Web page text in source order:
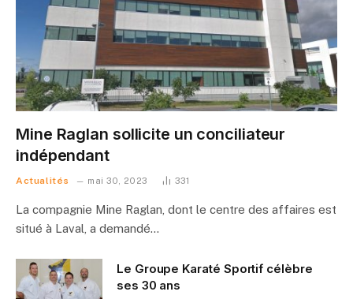
Mine Raglan sollicite un conciliateur
indépendant
Actualités mai 30, 2023 331
La compagnie Mine Raglan, dont le centre des affaires est
situé à Laval, a demandé…
Le Groupe Karaté Sportif célèbre
ses 30 ans